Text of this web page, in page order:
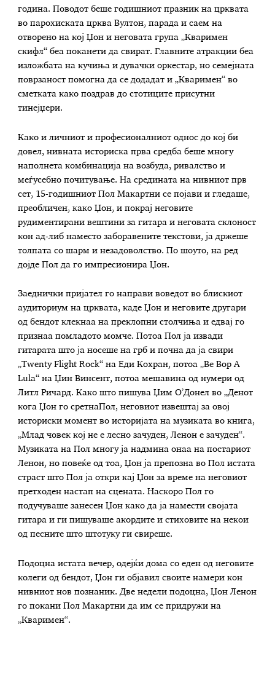
година. Поводот беше годишниот празник на црквата
во парохиската црква Вултон, парада и саем на
отворено на кој Џон и неговата група „Кваримен
скифл“ беа поканети да свират. Главните атракции беа
изложбата на кучиња и дувачки оркестар, но семејната
поврзаност помогна да се додадат и „Кваримен“ во
сметката како поздрав до стотиците присутни
тинејџери.
Како и личниот и професионалниот однос до кој би
довел, нивната историска прва средба беше многу
наполнета комбинација на возбуда, ривалство и
меѓусебно почитување. На средината на нивниот прв
сет, 15-годишниот Пол Макартни се појави и гледаше,
преобличен, како Џон, и покрај неговите
рудиментирани вештини за гитара и неговата склоност
кон ад-либ наместо заборавените текстови, ја држеше
толпата со шарм и незадоволство. По шоуто, на ред
дојде Пол да го импресионира Џон.
Заеднички пријател го направи воведот во блискиот
аудиториум на црквата, каде Џон и неговите другари
од бендот клекнаа на преклопни столчиња и едвај го
признаа помладото момче. Потоа Пол ја извади
гитарата што ја носеше на грб и почна да ја свири
„Twenty Flight Rock“ на Еди Кохран, потоа „Be Bop A
Lula“ на Џин Винсент, потоа мешавина од нумери од
Литл Ричард. Како што пишува Џим О’Донел во „Денот
кога Џон го сретнаПол, неговиот извештај за овој
историски момент во историјата на музиката во книга,
„Млад човек кој не е лесно зачуден, Ленон е зачуден“.
Музиката на Пол многу ја надмина онаа на постариот
Ленон, но повеќе од тоа, Џон ја препозна во Пол истата
страст што Пол ја откри кај Џон за време на неговиот
претходен настап на сцената. Наскоро Пол го
подучуваше занесен Џон како да ја намести својата
гитара и ги пишуваше акордите и стиховите на некои
од песните што штотуку ги свиреше.
Подоцна истата вечер, одејќи дома со еден од неговите
колеги од бендот, Џон ги објавил своите намери кон
нивниот нов познаник. Две недели подоцна, Џон Ленон
го покани Пол Макартни да им се придружи на
„Кваримен“.